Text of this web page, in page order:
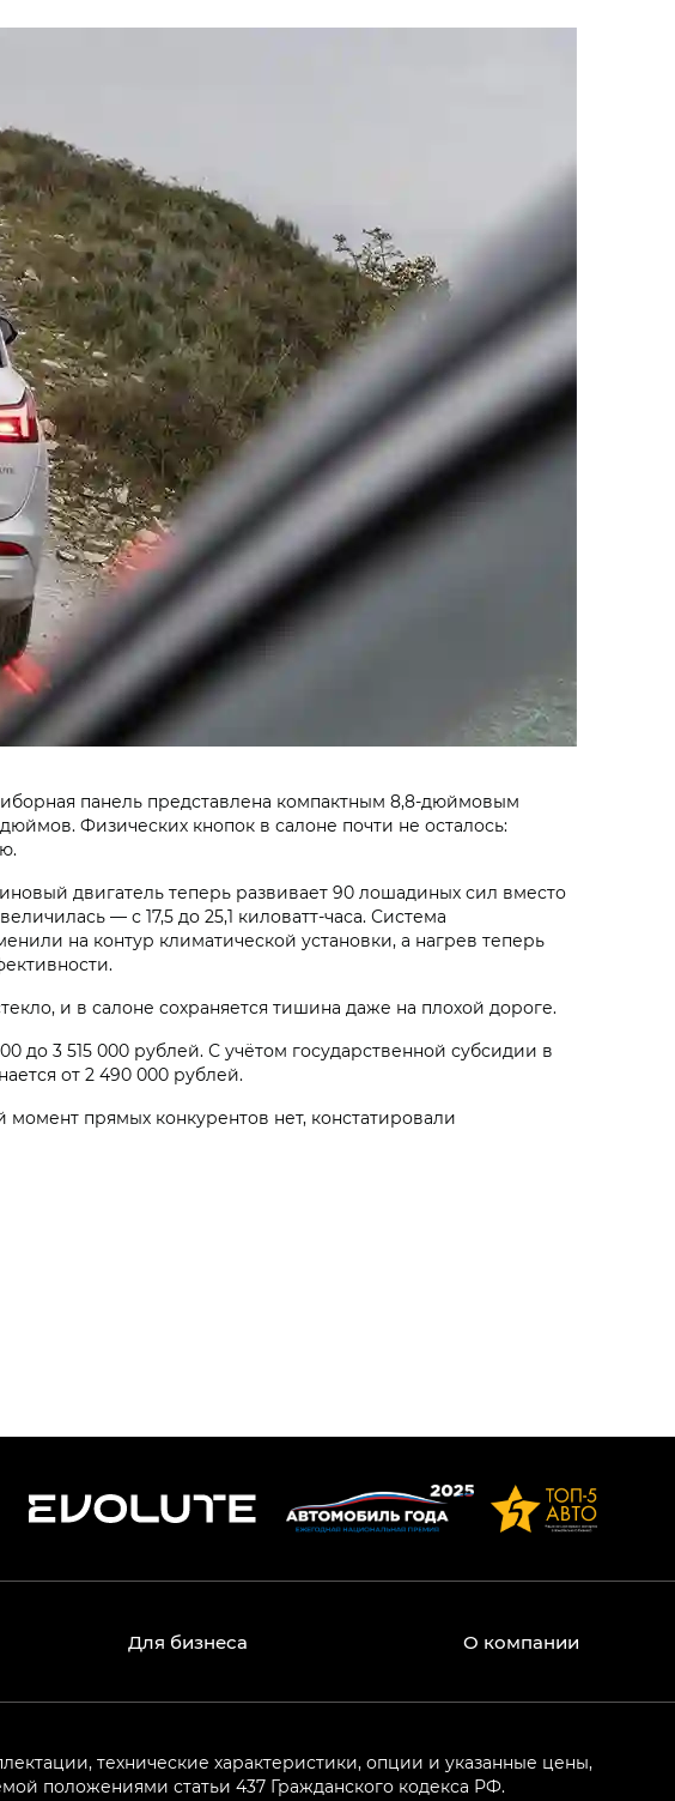
панель представлена компактным 8,8-дюймовым
Физических кнопок в салоне почти не осталось:
двигатель теперь развивает 90 лошадиных сил вместо
— с 17,5 до 25,1 киловатт-часа. Система
на контур климатической установки, а нагрев теперь
и в салоне сохраняется тишина даже на плохой дороге.
до 3 515 000 рублей. С учётом государственной субсидии в
от 2 490 000 рублей.
прямых конкурентов нет, констатировали
Для бизнеса О компании
технические характеристики, опции и указанные цены,
положениями статьи 437 Гражданского кодекса РФ.